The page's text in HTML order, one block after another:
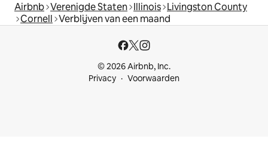
Airbnb Verenigde Staten Illinois Livingston County
Cornell Verblijven van een maand
© 2026 Airbnb, Inc.
Privacy
Voorwaarden